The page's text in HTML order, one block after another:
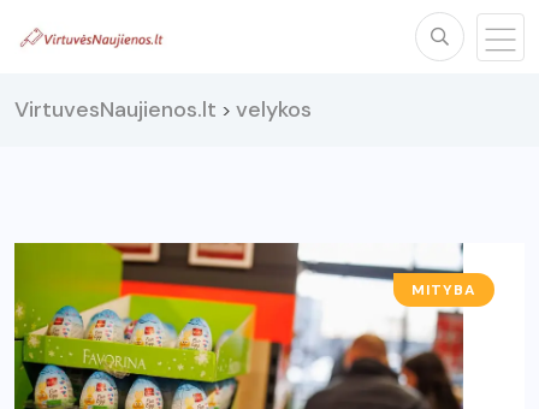
VirtuvesNaujienos.lt > velykos
MITYBA